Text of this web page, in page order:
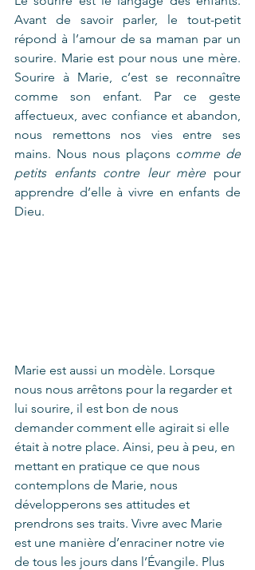
Avant de savoir parler, le tout-petit
répond à l’amour de sa maman par un
sourire. Marie est pour nous une mère.
Sourire à Marie, c’est se reconnaître
comme son enfant. Par ce geste
affectueux, avec confiance et abandon,
nous remettons nos vies entre ses
mains. Nous nous plaçons comme de
petits enfants contre leur mère pour
apprendre d’elle à vivre en enfants de
Dieu.
Marie est aussi un modèle. Lorsque
nous nous arrêtons pour la regarder et
lui sourire, il est bon de nous
demander comment elle agirait si elle
était à notre place. Ainsi, peu à peu, en
mettant en pratique ce que nous
contemplons de Marie, nous
développerons ses attitudes et
prendrons ses traits. Vivre avec Marie
est une manière d’enraciner notre vie
de tous les jours dans l’Évangile. Plus